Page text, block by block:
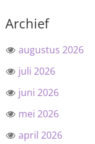
Archief
augustus 2026
juli 2026
juni 2026
mei 2026
april 2026